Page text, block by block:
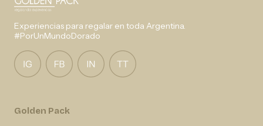
Experiencias para regalar en toda Argentina.
#PorUnMundoDorado
Golden Pack